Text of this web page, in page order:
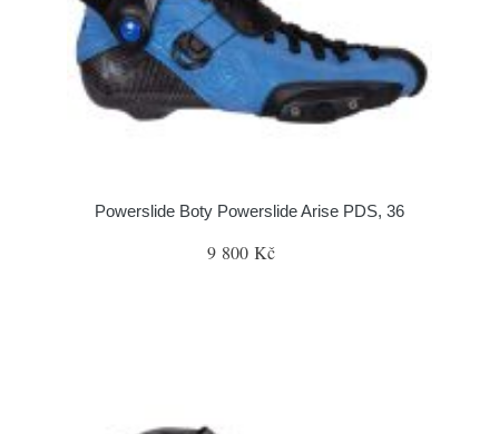
Powerslide Boty Powerslide Arise PDS, 36
9 800 Kč